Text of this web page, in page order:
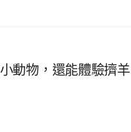
動物，還能體驗擠羊